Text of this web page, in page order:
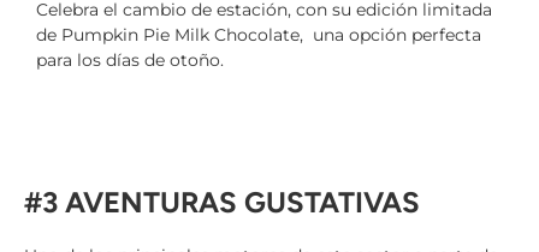
Celebra el cambio de estación, con su edición limitada
de Pumpkin Pie Milk Chocolate, una opción perfecta
para los días de otoño.
#3 AVENTURAS GUSTATIVAS